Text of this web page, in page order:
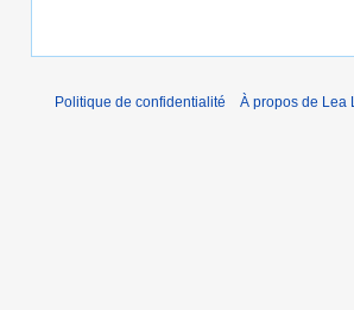
Politique de confidentialité À propos de Lea